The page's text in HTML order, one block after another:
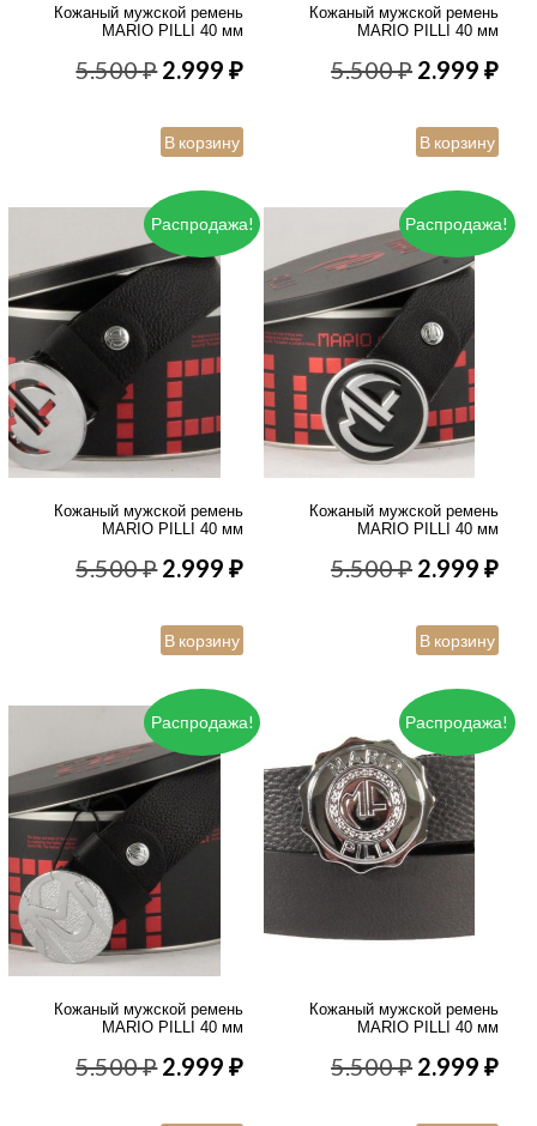
Кожаный мужской ремень
MARIO PILLI 40 мм
5.500₽Первоначальная
составляла
5.500 ₽.
2.999₽Текущая
2.999 ₽.
В корзину
Кожаный мужской ремень
MARIO PILLI 40 мм
5.500₽
5.500 ₽.
2.999₽
В корзину
Распродажа!
Кожаный мужской ремень
MARIO PILLI 40 мм
5.500₽Первоначальная
составляла
5.500 ₽.
2.999₽Текущая
2.999 ₽.
В корзину
Распродажа!
Кожаный мужской ремень
MARIO PILLI 40 мм
5.500₽
5.500 ₽.
2.999₽
В корзину
Распродажа!
Кожаный мужской ремень
MARIO PILLI 40 мм
5.500₽Первоначальная
2.999₽Текущая
Распродажа!
Кожаный мужской ремень
MARIO PILLI 40 мм
5.500₽ 2.999₽